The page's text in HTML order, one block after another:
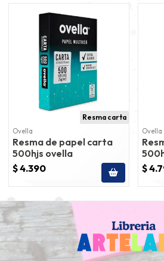
Resma carta
Ovella
Resma de papel carta
500hjs ovella
$ 4.390
Ovella
$